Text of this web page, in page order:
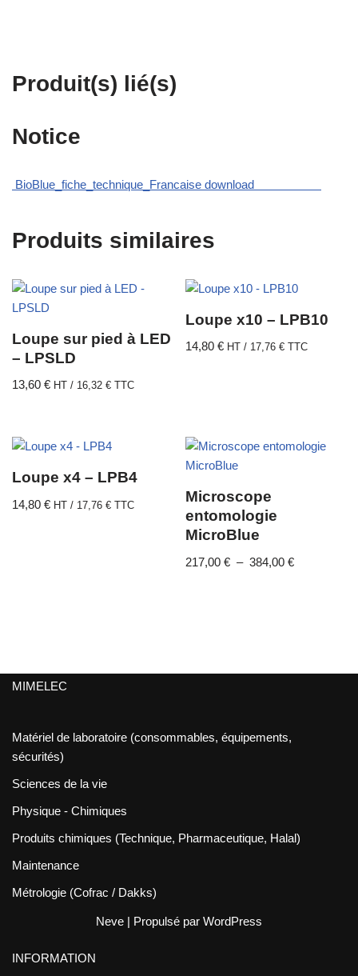
Produit(s) lié(s)
Notice
BioBlue_fiche_technique_Francaise download
Produits similaires
Loupe sur pied à LED
– LPSLD
13,60 € HT / 16,32 € TTC
Loupe x10 – LPB10
14,80€ HT / 17,76€ TTC
Loupe x4 – LPB4
14,80 € HT / 17,76 € TTC
Microscope
entomologie
MicroBlue
217,00€ – 384,00€
MIMELEC
Matériel de laboratoire (consommables, équipements,
sécurités)
Sciences de la vie
Physique - Chimiques
Produits chimiques (Technique, Pharmaceutique, Halal)
Maintenance
Métrologie (Cofrac / Dakks)
Neve | Propulsé par WordPress
INFORMATION